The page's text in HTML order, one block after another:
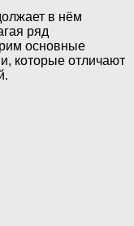
в нём
ряд
основные
которые отличают